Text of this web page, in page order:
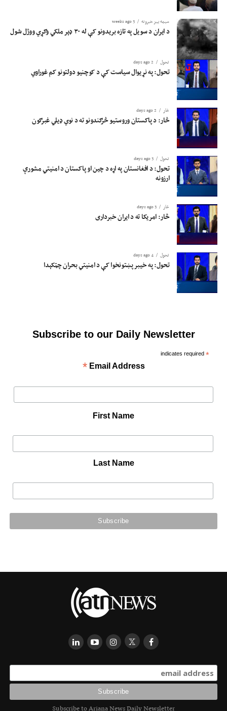
سیمه ییز خبرونه 3 weeks ago
د ایران د سویل په تازه بریدونو کې له ۳۰ ډېر ملکي وګړي ووژل شول
تحول 2 days ago
تحول: په نړیوال سیاست کې د کوچنیو دولتونو کم غوراوي
څار 2 days ago
څار: د پاکستان وروستیو څرګندونو ته د نوي ډیلي غبرګون
تحول 3 days ago
تحول: د افغانستان په اړه د چین او پاکستان د امنیتي مشورې
ارزونه
څار 3 days ago
څار: امریکا ته د ایران خبرداری
تحول 4 days ago
تحول: په خیبر پښتونخوا کې د امنیتي بحران چټکېدا
Subscribe to our Daily Newsletter
*
indicates required
Email Address
*
First Name
Last Name
Subscribe to Ariana News Daily Newsletter